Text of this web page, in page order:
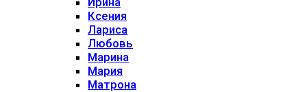
Ксения
Лариса
Любовь
Марина
Мария
Матрона